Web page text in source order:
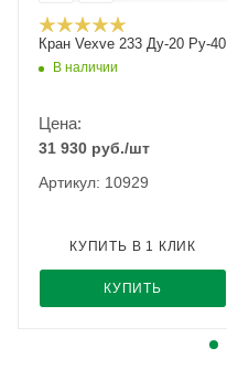
Кран Vexve 233 Ду-20 Ру-40
В наличии
Цена:
31 930 руб./шт
Артикул: 10929
КУПИТЬ
КУПИТЬ В 1 КЛИК